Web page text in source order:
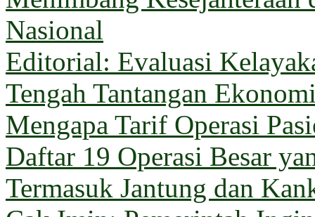
Nasional
Editorial: Evaluasi
Tengah Tantangan
Mengapa Tarif Operasi
Daftar 19 Operasi Besar
Termasuk Jantung dan